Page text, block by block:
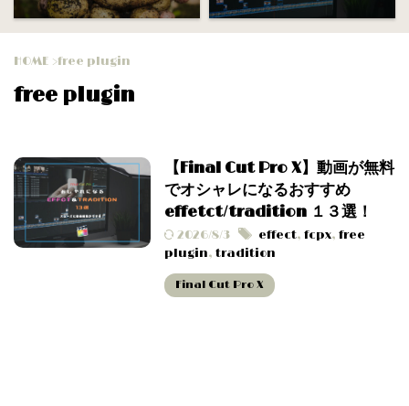
HOME >free plugin
free plugin
【Final Cut Pro X】動画が無料
でオシャレになるおすすめ
effetct/tradition １３選！
2026/8/3 effect, fcpx, free
plugin, tradition
Final Cut Pro X